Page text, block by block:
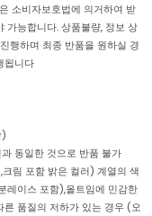
소비자보호법에 의거하여 받
가능합니다. 상품불량, 정보 상
행하며 최종 반품을 원하실 경
됩니다
동일한 것으로 반품 불가
림 포함 밝은 컬러) 계열의 색
레이스 포함),올트임에 민감한
른 품질의 저하가 있는 경우 (오